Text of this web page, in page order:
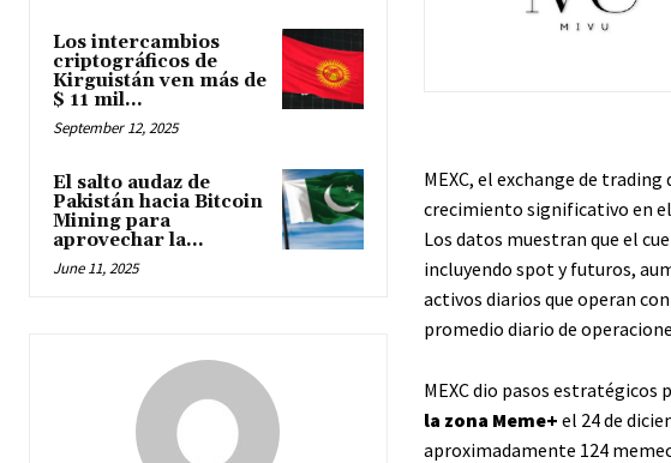
Los intercambios
criptográficos de
Kirguistán ven más de
$ 11 mil...
September 12, 2025
El salto audaz de
Pakistán hacia Bitcoin
Mining para
aprovechar la...
June 11, 2025
MEXC, el exchange de
crecimiento significativo en
Los datos muestran que el
incluyendo spot y futuros,
activos diarios que operan
promedio diario de
MEXC dio pasos estratégicos
la zona Meme+ el 24 de
aproximadamente 124